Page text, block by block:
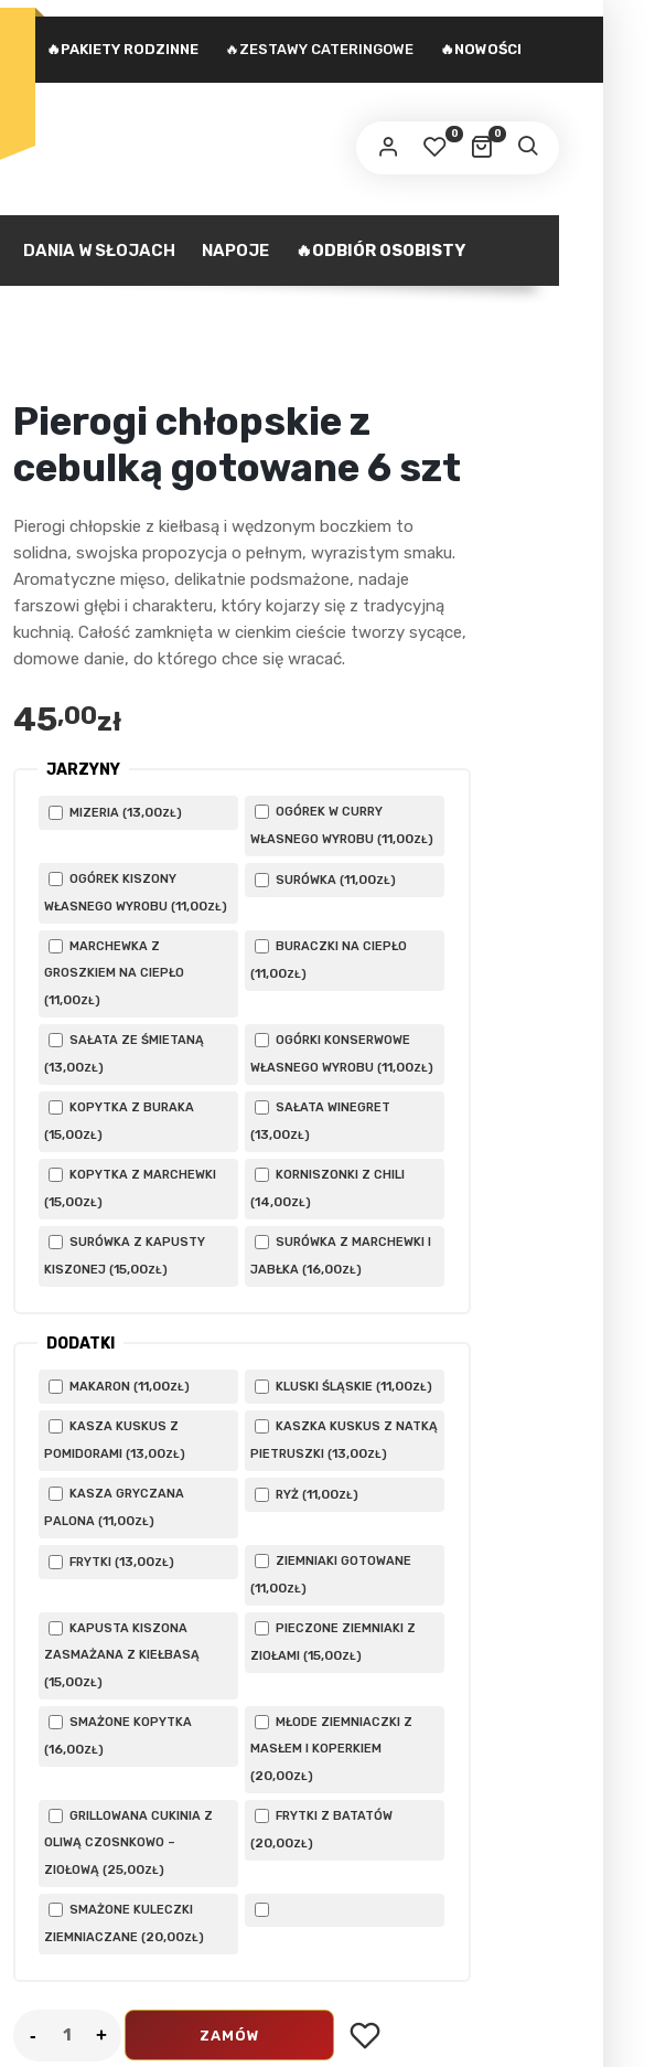
🔥PAKIETY RODZINNE 🔥ZESTAWY CATERINGOWE 🔥NOWOŚCI
0
0
Administratorem danych osobowych podanych w formularzu
związane opisane są na stroniepolityka prywatności.
DANIA W SŁOJACH NAPOJE 🔥ODBIÓR OSOBISTY
Pierogi chłopskie z
cebulką gotowane 6 szt
Pierogi chłopskie z kiełbasą i wędzonym boczkiem to
solidna, swojska propozycja o pełnym, wyrazistym smaku.
Aromatyczne mięso, delikatnie podsmażone, nadaje
farszowi głębi i charakteru, który kojarzy się z tradycyjną
kuchnią. Całość zamknięta w cienkim cieście tworzy sycące,
domowe danie, do którego chce się wracać.
45,00zł
JARZYNY
MIZERIA (13,00ZŁ)
OGÓREK W CURRY
WŁASNEGO WYROBU (11,00ZŁ)
OGÓREK KISZONY
WŁASNEGO WYROBU (11,00ZŁ)
SURÓWKA (11,00ZŁ)
MARCHEWKA Z
GROSZKIEM NA CIEPŁO
(11,00ZŁ)
BURACZKI NA CIEPŁO
(11,00ZŁ)
SAŁATA ZE ŚMIETANĄ
(13,00ZŁ)
OGÓRKI KONSERWOWE
WŁASNEGO WYROBU (11,00ZŁ)
KOPYTKA Z BURAKA
(15,00ZŁ)
SAŁATA WINEGRET
(13,00ZŁ)
KOPYTKA Z MARCHEWKI
(15,00ZŁ)
KORNISZONKI Z CHILI
(14,00ZŁ)
SURÓWKA Z KAPUSTY
KISZONEJ (15,00ZŁ)
SURÓWKA Z MARCHEWKI I
JABŁKA (16,00ZŁ)
DODATKI
MAKARON (11,00ZŁ) KLUSKI ŚLĄSKIE (11,00ZŁ)
KASZA KUSKUS Z
POMIDORAMI (13,00ZŁ)
KASZKA KUSKUS Z NATKĄ
PIETRUSZKI (13,00ZŁ)
KASZA GRYCZANA
PALONA (11,00ZŁ)
RYŻ (11,00ZŁ)
FRYTKI (13,00ZŁ)
ZIEMNIAKI GOTOWANE
(11,00ZŁ)
KAPUSTA KISZONA
ZASMAŻANA Z KIEŁBASĄ
(15,00ZŁ)
PIECZONE ZIEMNIAKI Z
ZIOŁAMI (15,00ZŁ)
SMAŻONE KOPYTKA
(16,00ZŁ)
MŁODE ZIEMNIACZKI Z
MASŁEM I KOPERKIEM
(20,00ZŁ)
GRILLOWANA CUKINIA Z
OLIWĄ CZOSNKOWO –
ZIOŁOWĄ (25,00ZŁ)
FRYTKI Z BATATÓW
(20,00ZŁ)
SMAŻONE KULECZKI
ZIEMNIACZANE (20,00ZŁ)
ZAMÓW